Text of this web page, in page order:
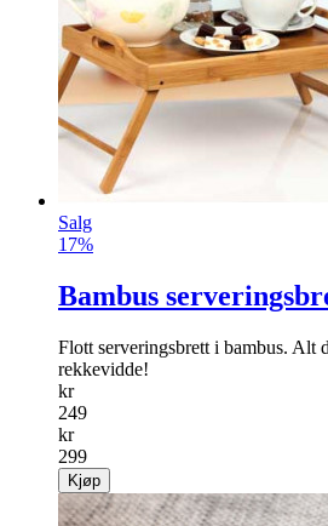
Ringen er utstyrt med to små
oppleves som lindrende.
info
kr199
Kjøp